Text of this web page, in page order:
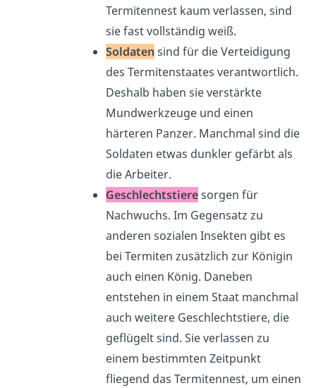
Termitennest kaum verlassen, sind
sie fast vollständig weiß.
Soldaten sind für die Verteidigung
des Termitenstaates verantwortlich.
Deshalb haben sie verstärkte
Mundwerkzeuge und einen
härteren Panzer. Manchmal sind die
Soldaten etwas dunkler gefärbt als
die Arbeiter.
Geschlechtstieresorgen für
Nachwuchs. Im Gegensatz zu
anderen sozialen Insekten gibt es
bei Termiten zusätzlich zur Königin
auch einen König. Daneben
entstehen in einem Staat manchmal
auch weitere Geschlechtstiere, die
geflügelt sind. Sie verlassen zu
einem bestimmten Zeitpunkt
fliegend das Termitennest, um einen